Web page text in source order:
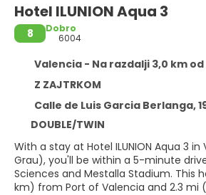
Hotel ILUNION Aqua 3
8
Dobro
6004
Valencia - Na razdalji 3,0 km
Z ZAJTRKOM
Calle de Luis Garcia Berlanga, 19-
DOUBLE/TWIN
With a stay at Hotel ILUNION Aqua 3
Grau), you'll be within a 5-minute
Sciences and Mestalla Stadium. This hotel is 1.7 mi (2.7
km) from Port of Valencia and 2.3 mi